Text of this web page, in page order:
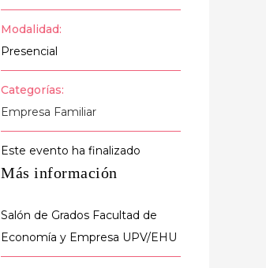
Modalidad:
Presencial
Categorías:
Empresa Familiar
Este evento ha finalizado
Más información
Salón de Grados Facultad de
Economía y Empresa UPV/EHU